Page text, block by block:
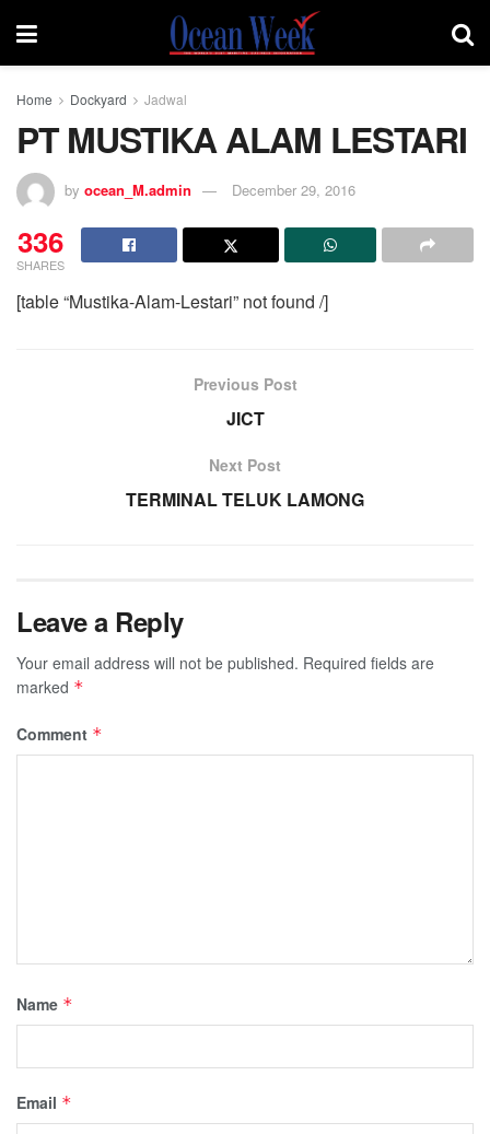
Home Dockyard Jadwal
PT MUSTIKA ALAM LESTARI
by ocean_M.admin December 29, 2016
336
SHARES
[table “Mustika-Alam-Lestari” not found /]
Previous Post
JICT
Next Post
TERMINAL TELUK LAMONG
Leave a Reply
Your email address will not be published. Required fields are
marked *
Comment *
Name *
Email *